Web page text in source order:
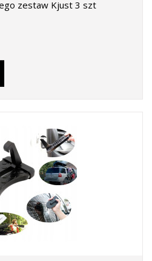
zestaw Kjust 3 szt